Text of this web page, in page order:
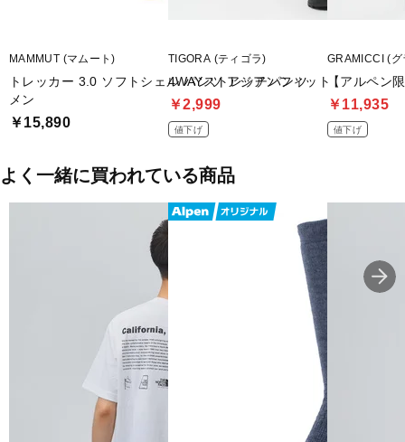
MAMMUT (マムート)
トレッカー 3.0 ソフトシェル パンツ アジアンフィット
メン
￥15,890
TIGORA (ティゴラ)
4WAYストレッチパンツ
￥2,999
値下げ
GRAMICCI (グ
【アルペン
￥11,935
値下げ
よく一緒に買われている商品